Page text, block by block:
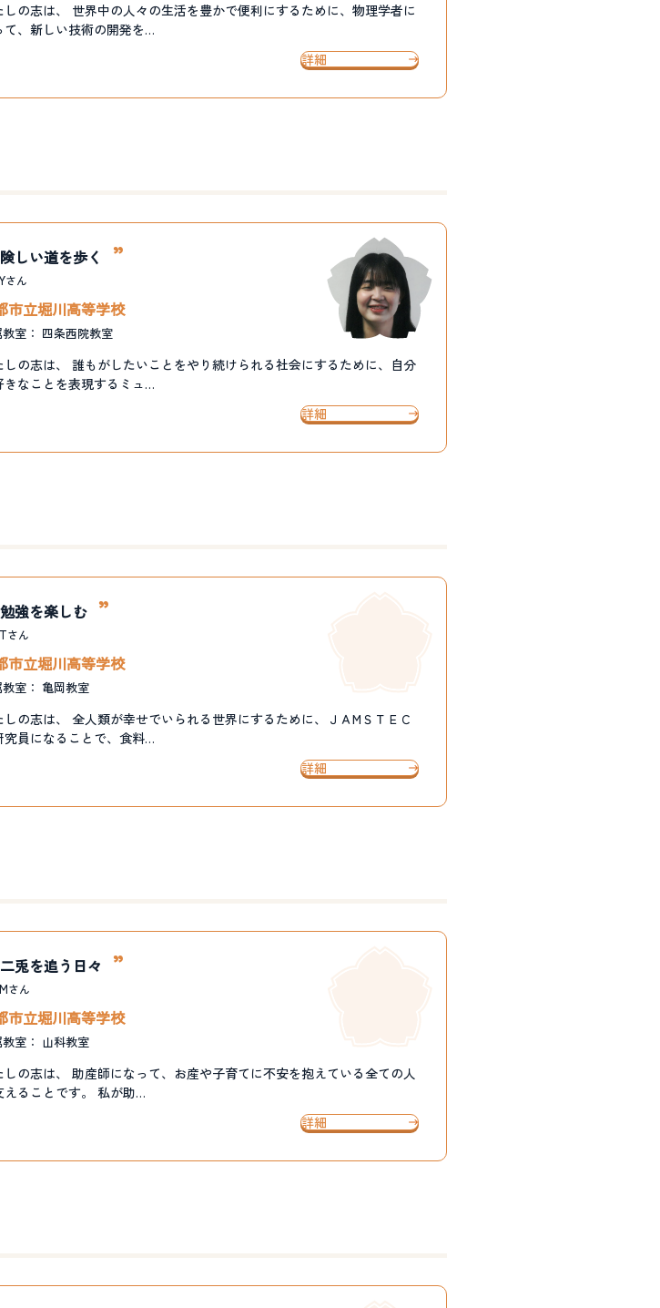
しの志は、 世界中の人々の生活を豊かで便利にするために、物理学者に
て、新しい技術の開発を…
詳細
険しい道を歩く
さん
市立堀川高等学校
室： 四条西院教室
しの志は、 誰もがしたいことをやり続けられる社会にするために、自分
きなことを表現するミュ…
詳細
勉強を楽しむ
さん
市立堀川高等学校
室： 亀岡教室
しの志は、 全人類が幸せでいられる世界にするために、ＪＡМＳＴＥＣ
究員になることで、食料…
詳細
二兎を追う日々
さん
市立堀川高等学校
室： 山科教室
しの志は、 助産師になって、お産や子育てに不安を抱えている全ての人
えることです。 私が助…
詳細